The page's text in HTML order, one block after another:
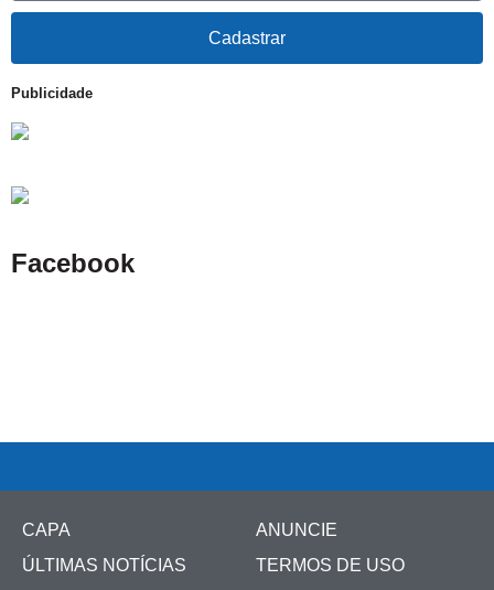
Cadastrar
Publicidade
Facebook
CAPA
ÚLTIMAS NOTÍCIAS
ANUNCIE
TERMOS DE USO